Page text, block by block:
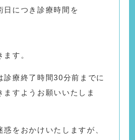
日につき診療時間を
す。
診療終了時間30分前までに
ますようお願いいたしま
をおかけいたしますが、